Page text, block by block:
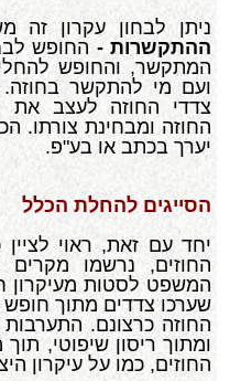
ניתן לבחון עקרון זה
ההתקשרות - החופש
המתקשר, והחופש
ועם מי להתקשר בחוזה.
צדדי החוזה לעצב את
החוזה ומבחינת צורתו.
יערך בכתב או בע"פ.
הסייגים להחלת הכלל
יחד עם זאת, ראוי
החוזים, נרשמו
המשפט לסטות מעיקרון
שערכו צדדים מתוך
החוזה כרצונם.
ומתוך ריסון שיפוטי,
החוזים, כמו על עיקרון